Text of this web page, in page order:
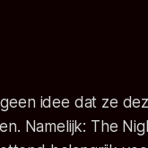
idee dat ze
Namelijk: The